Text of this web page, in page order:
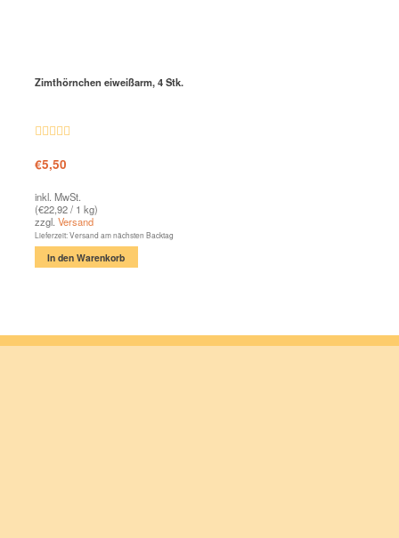
Zimthörnchen eiweißarm, 4 Stk.
mit4.41
€5,50
inkl. MwSt.
(€22,92/ 1 kg)
zzgl. Versand
Lieferzeit: Versand am nächsten Backtag
In den Warenkorb